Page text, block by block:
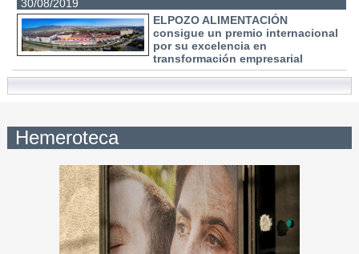
30/08/2019
ELPOZO ALIMENTACIÓN
consigue un premio internacional
por su excelencia en
transformación empresarial
Hemeroteca